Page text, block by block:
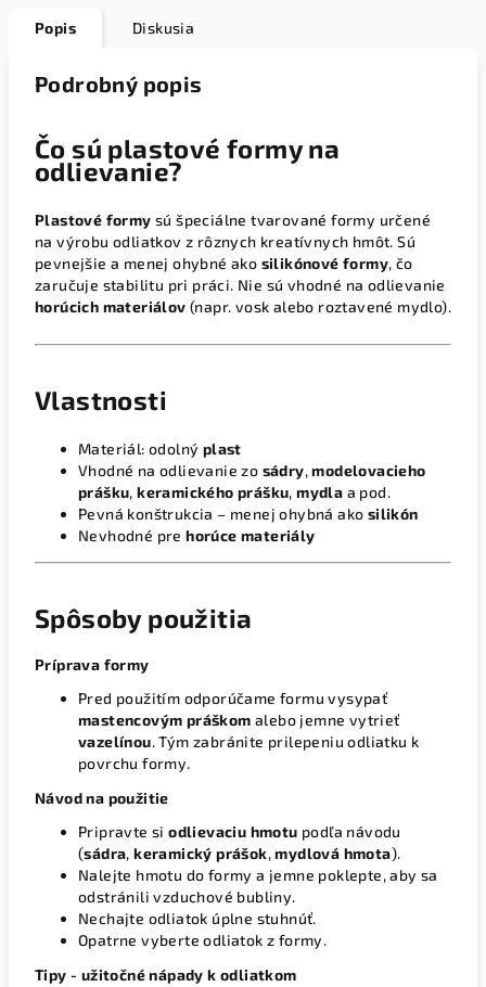
Popis Diskusia
Podrobný popis
Čo sú plastové formy na
odlievanie?
Plastové formy sú špeciálne tvarované formy určené
na výrobu odliatkov z rôznych kreatívnych hmôt. Sú
pevnejšie a menej ohybné ako silikónové formy, čo
zaručuje stabilitu pri práci. Nie sú vhodné na odlievanie
horúcich materiálov (napr. vosk alebo roztavené mydlo).
Vlastnosti
Materiál: odolný plast
Vhodné na odlievanie zo sádry,modelovacieho
prášku,keramického prášku,mydla a pod.
Pevná konštrukcia – menej ohybná ako silikón
Nevhodné prehorúce materiály
Spôsoby použitia
Príprava formy
Pred použitím odporúčame formu vysypať
mastencovým práškom alebo jemne vytrieť
vazelínou. Tým zabránite prilepeniu odliatku k
povrchu formy.
Návod na použitie
Pripravte siodlievaciu hmotu podľa návodu
(sádra,keramický prášok,mydlová hmota).
Nalejte hmotu do formy a jemne poklepte, aby sa
odstránili vzduchové bubliny.
Nechajte odliatok úplne stuhnúť.
Opatrne vyberte odliatok z formy.
Tipy - užitočné nápady k odliatkom